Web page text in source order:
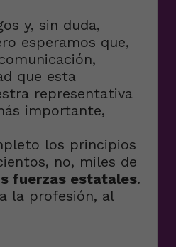
y, sin duda,
esperamos que,
que esta
representativa
importante,
los principios
no, miles de
fuerzas estatales.
la profesión, al